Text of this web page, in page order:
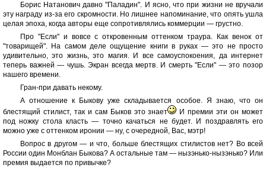
Борис Натанович давно "Паладин". И ясно, что при жизни не вручали
эту награду из-за его скромности. Но лишнее напоминание, что опять ушла
целая эпоха, когда авторы еще сопротивлялись коммерции — грустно.
Про "Если" и вовсе с откровенным оттенком траура. Как венок от
"товарищей". На самом деле ощущение книги в руках — это не просто
удивительно, это жизнь, это магия. И все самоуспокоения, да интернет
теперь важней — чушь. Экран всегда мертв. И смерть "Если" — это позор
нашего времени.
Гран-при давать некому.
А отношение к Быкову уже складывается особое. Я знаю, что он
блестящий стилист, так и сам Быков это знает
И премии эти он может
под ножку стола класть — точно качаться не будет. И поздравлять его
можно уже с оттенком иронии — ну, с очередной, Вас, мэтр!
Вопрос в другом — и что, больше блестящих стилистов нет? Во всей
России один Монблан Быкова? А остальные там — нызэнько-нызэнько? Или
премия выдается по привычке?